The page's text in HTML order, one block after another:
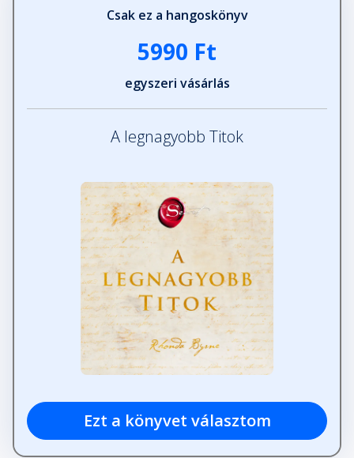
Csak ez a hangoskönyv
5990 Ft
egyszeri vásárlás
A legnagyobb Titok
Ezt a könyvet választom